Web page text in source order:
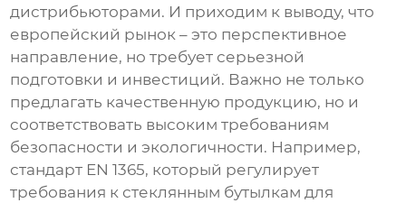
дистрибьюторами. И приходим к выводу, что
европейский рынок – это перспективное
направление, но требует серьезной
подготовки и инвестиций. Важно не только
предлагать качественную продукцию, но и
соответствовать высоким требованиям
безопасности и экологичности. Например,
стандарт EN 1365, который регулирует
требования к стеклянным бутылкам для